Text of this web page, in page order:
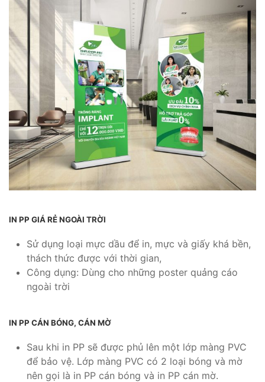
IN PP GIÁ RẺ NGOÀI TRỜI
Sử dụng loại mực dầu để in, mực và giấy khá bền,
thách thức được với thời gian,
Công dụng: Dùng cho những poster quảng cáo
ngoài trời
IN PP CÁN BÓNG, CÁN MỜ
Sau khi in PP sẽ được phủ lên một lớp màng PVC
để bảo vệ. Lớp màng PVC có 2 loại bóng và mờ
nên gọi là in PP cán bóng và in PP cán mờ.